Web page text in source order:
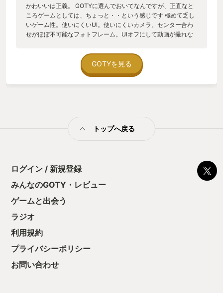
かわいいは正義。 GOTYに選んでおいてなんですが、正直なと
ころゲームとしては、ちょっと・・という感じです 極めて乏し
いゲーム性。使いにくいUI。使いにくいカメラ。センター合わ
せがほぼ不可能なフォトフレーム。UIオフにして動画が撮れな
なる。ロードが死ぬほど長い。カーソルも動きが鈍くてイライ
ラする。フレームレート落ちまくる。単調であっという間に聴
き飽きるBGM。エトセトラエトセトラ。 見ての通り不満だらけ
となのであと3回 かわいいは正義なのです。 かわいいは正義な
トがガクガクでもカワイイ服を沢山読み込んでるから仕方ない
ない。 かわいいんだから仕方がない。 もはや宗教です。 自己
暗示です。 かわいいんだから何でも許します。 だってしょうが
ないじゃないですか、カワイイんだから。 どうかハッシュタグ
の #イヴスナップ でXを検索してみてください。 「これは仕方
本にさせていただきました！ だってカワイイんだもの。 追伸）
GOTYを見る
トップへ戻る
ログイン / 新規登録
みんなのGOTY・レビュー
ゲームと出会う
ラジオ
利用規約
プライバシーポリシー
お問い合わせ